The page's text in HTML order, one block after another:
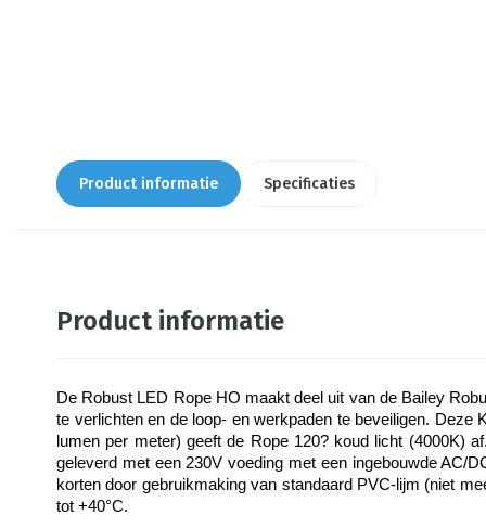
Product informatie Specificaties
Product informatie
De Robust LED Rope HO maakt deel uit van de Bailey
te verlichten en de loop- en werkpaden te beveiligen.
lumen per meter) geeft de Rope 120? koud licht (4000K)
geleverd met een 230V voeding met een ingebouwde AC/
korten door gebruikmaking van standaard PVC-lijm (niet
tot +40°C.